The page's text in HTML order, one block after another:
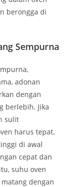
berongga di
Sempurna
adonan
dengan
berlebih. Jika
sulit
harus tepat.
di awal
cepat dan
suhu oven
dengan